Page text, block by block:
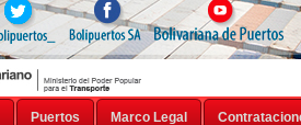
Puertos Marco Legal